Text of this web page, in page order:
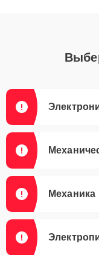
Механика